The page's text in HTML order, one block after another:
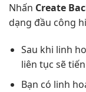
Nhấn Create
dạng đầu công
Sau khi linh
liên tục sẽ tiến
Bạn có linh